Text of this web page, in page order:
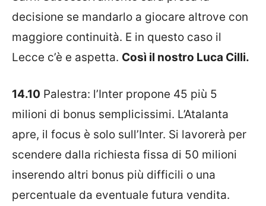
decisione se mandarlo a giocare altrove con
maggiore continuità. E in questo caso il
Lecce c’è e aspetta. Così il nostro Luca Cilli.
14.10 Palestra: l’Inter propone 45 più 5
milioni di bonus semplicissimi. L’Atalanta
apre, il focus è solo sull’Inter. Si lavorerà per
scendere dalla richiesta fissa di 50 milioni
inserendo altri bonus più difficili o una
percentuale da eventuale futura vendita.